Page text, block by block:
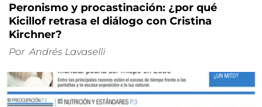
Peronismo y procastinación: ¿por qué
Kicillof retrasa el diálogo con Cristina
Kirchner?
Por Andrés Lavaselli